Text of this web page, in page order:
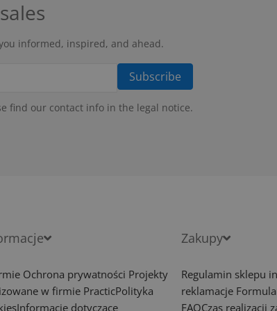
informed, inspired, and ahead.
find our contact info in the legal notice.
Ochrona prywatności Projekty
w firmie PracticPolityka
Informacje dotyczące
Zakupy
Regulamin sklepu
reklamacje
FAQCzas realizacji